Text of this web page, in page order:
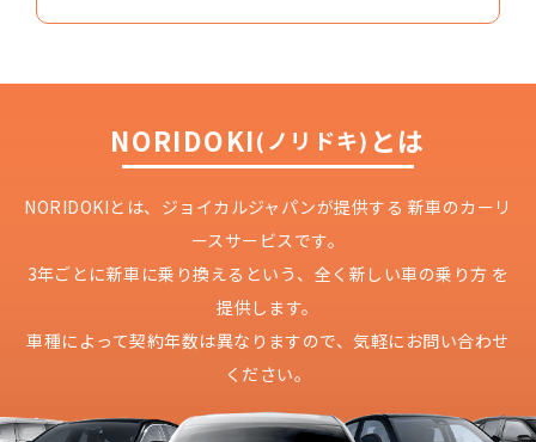
NORIDOKI(ノリドキ) とは
NORIDOKIとは、ジョイカルジャパンが提供する 新車のカーリ
ースサービスです。
3年ごとに新車に乗り換えるという、 全く新しい車の乗り方 を
提供します。
車種によって契約年数は異なりますので、気軽にお問い合わせ
ください。